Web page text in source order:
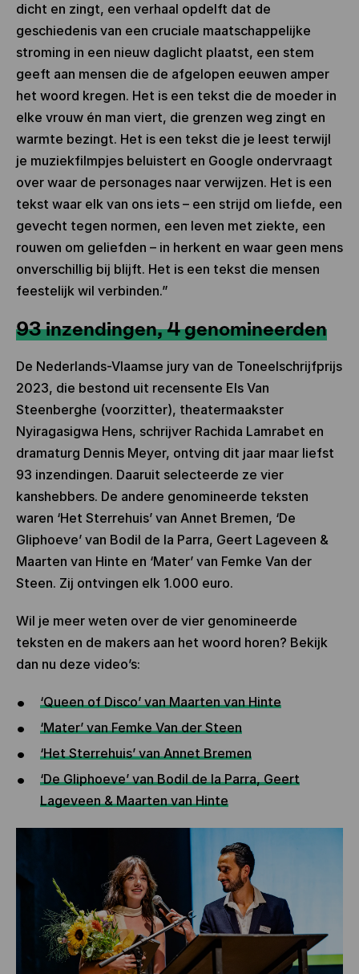
dicht en zingt, een verhaal opdelft dat de
geschiedenis van een cruciale maatschappelijke
stroming in een nieuw daglicht plaatst, een stem
geeft aan mensen die de afgelopen eeuwen amper
het woord kregen. Het is een tekst die de moeder in
elke vrouw én man viert, die grenzen weg zingt en
warmte bezingt. Het is een tekst die je leest terwijl
je muziekfilmpjes beluistert en Google ondervraagt
over waar de personages naar verwijzen. Het is een
tekst waar elk van ons iets – een strijd om liefde, een
gevecht tegen normen, een leven met ziekte, een
rouwen om geliefden – in herkent en waar geen mens
onverschillig bij blijft. Het is een tekst die mensen
feestelijk wil verbinden.”
93 inzendingen, 4 genomineerden
De Nederlands-Vlaamse jury van de Toneelschrijfprijs
2023, die bestond uit recensente Els Van
Steenberghe (voorzitter), theatermaakster
Nyiragasigwa Hens, schrijver Rachida Lamrabet en
dramaturg Dennis Meyer, ontving dit jaar maar liefst
93 inzendingen. Daaruit selecteerde ze vier
kanshebbers. De andere genomineerde teksten
waren ‘Het Sterrehuis’ van Annet Bremen, ‘De
Gliphoeve’ van Bodil de la Parra, Geert Lageveen &
Maarten van Hinte en ‘Mater’ van Femke Van der
Steen. Zij ontvingen elk 1.000 euro.
Wil je meer weten over de vier genomineerde
teksten en de makers aan het woord horen? Bekijk
dan nu deze video’s:
‘Queen of Disco’ van Maarten van Hinte
‘Mater’ van Femke Van der Steen
‘Het Sterrehuis’ van Annet Bremen
‘De Gliphoeve’ van Bodil de la Parra, Geert
Lageveen & Maarten van Hinte